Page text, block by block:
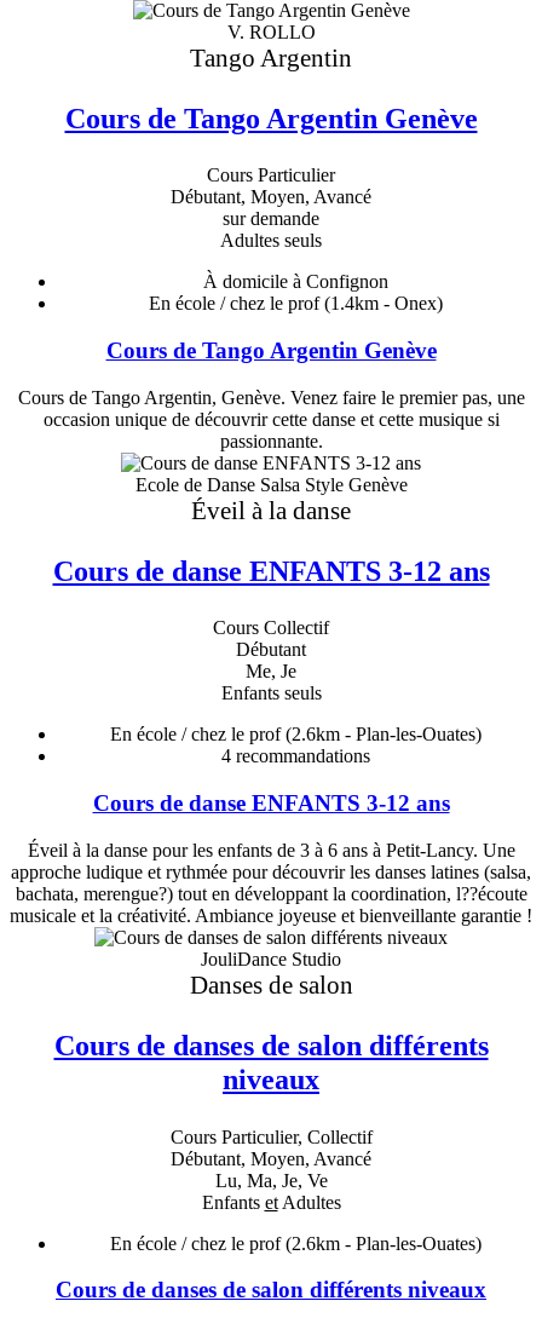
V. ROLLO
Tango Argentin
Cours de Tango Argentin Genève
Cours Particulier
Débutant, Moyen, Avancé
sur demande
Adultes seuls
À domicile à Confignon
En école / chez le prof(1.4km - Onex)
Cours de Tango Argentin Genève
Cours de Tango Argentin, Genève. Venez faire le premier pas, une
occasion unique de découvrir cette danse et cette musique si
passionnante.
Ecole de Danse Salsa Style Genève
Éveil à la danse
Cours de danse ENFANTS 3-12 ans
Cours Collectif
Débutant
Me, Je
Enfants seuls
En école / chez le prof(2.6km - Plan-les-Ouates)
4recommandations
Cours de danse ENFANTS 3-12 ans
Éveil à la danse pour les enfants de 3 à 6 ans à Petit-Lancy. Une
approche ludique et rythmée pour découvrir les danses latines (salsa,
bachata, merengue?) tout en développant la coordination, l??écoute
musicale et la créativité. Ambiance joyeuse et bienveillante garantie !
JouliDance Studio
Danses de salon
Cours de danses de salon différents
niveaux
Cours Particulier, Collectif
Débutant, Moyen, Avancé
Lu, Ma, Je, Ve
Enfants etAdultes
En école / chez le prof(2.6km - Plan-les-Ouates)
Cours de danses de salon différents niveaux